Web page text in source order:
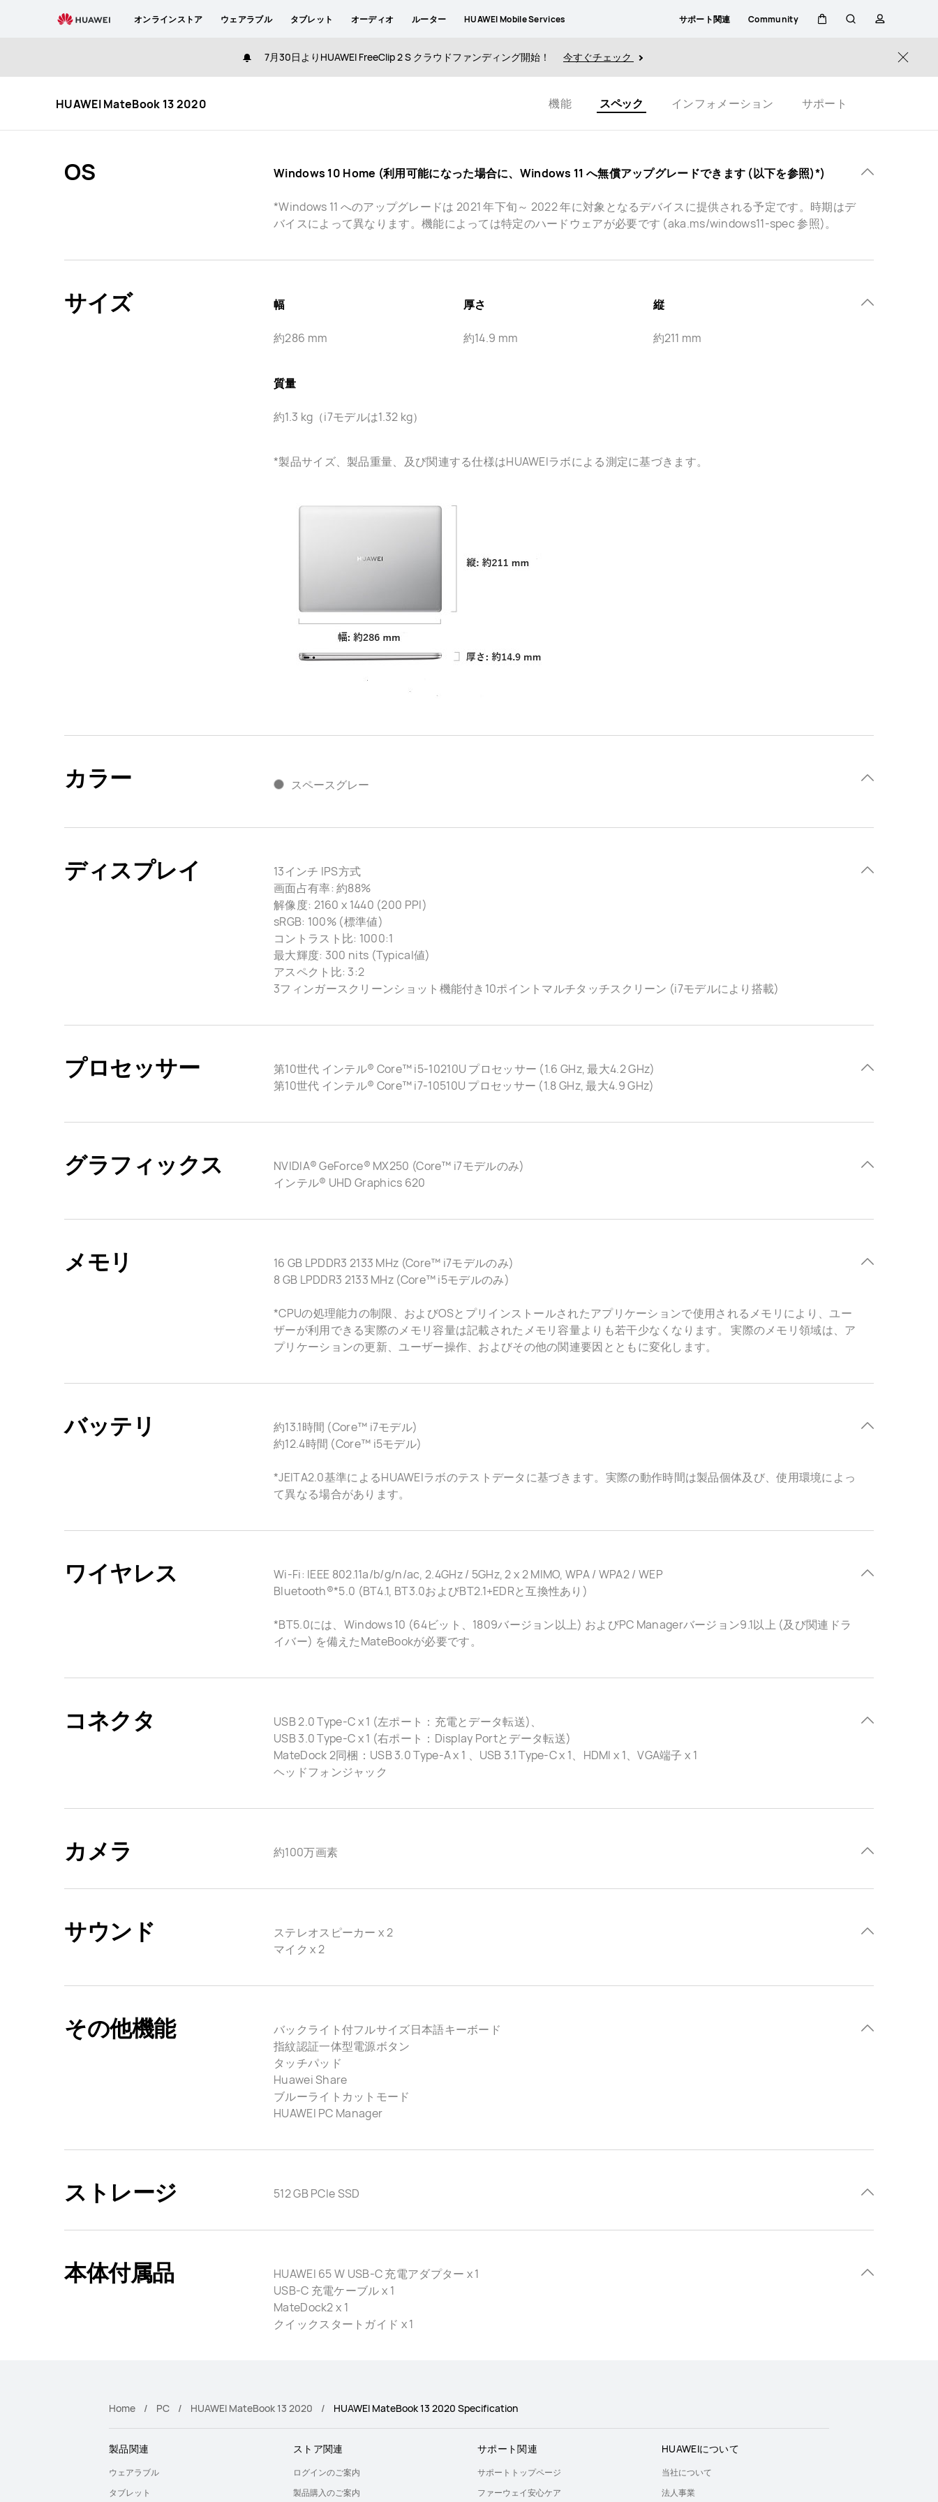
Specification
オンラインストア ウェアラブル タブレット オーディオ ルーター HUAWEI Mobile Services サポート関連 Community
ー 索 ロ
7月30日よりHUAWEI FreeClip 2 S クラウドファンディング開始！ 今すぐチェック Close
HUAWEI MateBook 13 2020 機能 スペック インフォメーション サポート
OS Windows 10 Home (利用可能になった場合に、Windows 11 へ無償アップグレードできます (以下を参照)*)
*Windows 11 へのアップグレードは 2021 年下旬～ 2022 年に対象となるデバイスに提供される予定です。時期はデ
バイスによって異なります。機能によっては特定のハードウェアが必要です (aka.ms/windows11-spec 参照)。
サイズ 幅
約286 mm
厚さ
約14.9 mm
縦
約211 mm
質量
約1.3 kg（i7モデルは1.32 kg）
*製品サイズ、製品重量、及び関連する仕様はHUAWEIラボによる測定に基づきます。
カラー スペースグレー
ディスプレイ
13インチ IPS方式
画面占有率: 約88%
解像度: 2160 x 1440 (200 PPI)
sRGB: 100% (標準値)
コントラスト比: 1000:1
最大輝度: 300 nits (Typical値)
アスペクト比: 3:2
3フィンガースクリーンショット機能付き10ポイントマルチタッチスクリーン (i7モデルにより搭載)
プロセッサー
第10世代 インテル® Core™ i5-10210U プロセッサー (1.6 GHz, 最大4.2 GHz)
第10世代 インテル® Core™ i7-10510U プロセッサー (1.8 GHz, 最大4.9 GHz)
グラフィックス
NVIDIA® GeForce® MX250 (Core™ i7モデルのみ)
インテル® UHD Graphics 620
メモリ
16 GB LPDDR3 2133 MHz (Core™ i7モデルのみ)
8 GB LPDDR3 2133 MHz (Core™ i5モデルのみ)
*CPUの処理能力の制限、およびOSとプリインストールされたアプリケーションで使用されるメモリにより、ユー
ザーが利用できる実際のメモリ容量は記載されたメモリ容量よりも若干少なくなります。 実際のメモリ領域は、ア
プリケーションの更新、ユーザー操作、およびその他の関連要因とともに変化します。
バッテリ
約13.1時間 (Core™ i7モデル)
約12.4時間 (Core™ i5モデル)
*JEITA2.0基準によるHUAWEIラボのテストデータに基づきます。実際の動作時間は製品個体及び、使用環境によっ
て異なる場合があります。
ワイヤレス
Wi-Fi: IEEE 802.11a/b/g/n/ac, 2.4GHz / 5GHz, 2 x 2 MIMO, WPA / WPA2 / WEP
Bluetooth®*5.0 (BT4.1, BT3.0およびBT2.1+EDRと互換性あり)
*BT5.0には、Windows 10 (64ビット、1809バージョン以上) およびPC Managerバージョン9.1以上 (及び関連ドラ
イバー) を備えたMateBookが必要です。
コネクタ
USB 2.0 Type-C x 1 (左ポート：充電とデータ転送)、
USB 3.0 Type-C x 1 (右ポート：Display Portとデータ転送)
MateDock 2同梱：USB 3.0 Type-A x 1 、USB 3.1 Type-C x 1、HDMI x 1、VGA端子 x 1
ヘッドフォンジャック
カメラ 約100万画素
サウンド
ステレオスピーカー x 2
マイク x 2
その他機能
バックライト付フルサイズ日本語キーボード
指紋認証一体型電源ボタン
タッチパッド
Huawei Share
ブルーライトカットモード
HUAWEI PC Manager
ストレージ 512 GB PCIe SSD
本体付属品
HUAWEI 65 W USB-C 充電アダプター x 1
USB-C 充電ケーブル x 1
MateDock2 x 1
クイックスタートガイド x 1
Home PC HUAWEI MateBook 13 2020 HUAWEI MateBook 13 2020 Specification
製品関連
ウェアラブル
タブレット
ストア関連
ログインのご案内
製品購入のご案内
サポート関連
サポートトップページ
ファーウェイ安心ケア
HUAWEIについて
当社について
法人事業